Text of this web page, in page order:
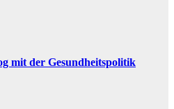
mit der Gesundheitspolitik